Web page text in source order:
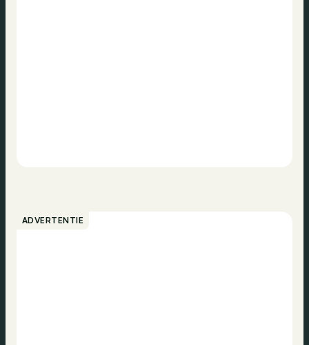
ADVERTENTIE